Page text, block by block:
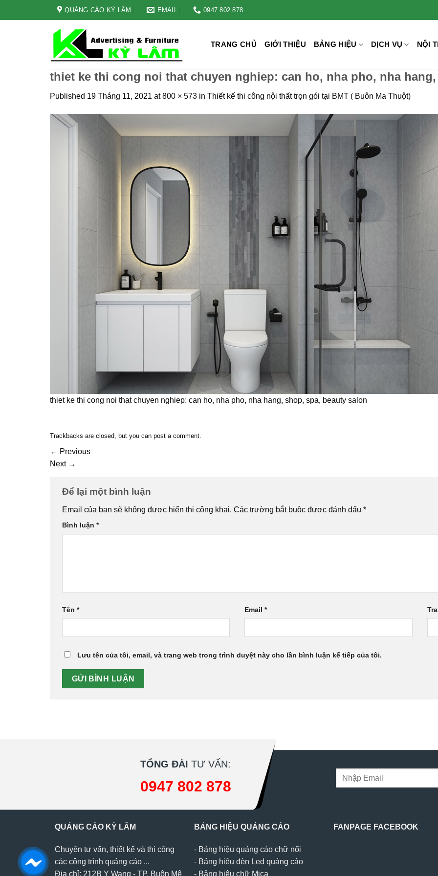
QUẢNG CÁO KỲ LÂM EMAIL 0947 802 878
TRANG CHỦ GIỚI THIỆU BẢNG HIỆU DỊCH VỤ NỘI
thiet ke thi cong noi that chuyen nghiep: can ho, nha pho, nha
Published 19 Tháng 11, 2021 at800 × 573 in Thiết kế thi công nội thất trọn gói tại BMT ( Buôn Ma Thuột)
thiet ke thi cong noi that chuyen nghiep: can ho, nha pho, nha hang, shop, spa, beauty salon
Trackbacks are closed, but you can post a comment.
← Previous
Next →
Để lại một bình luận
Email của bạn sẽ không được hiển thị công khai. Các trường bắt buộc được đánh dấu *
Bình luận *
Tên * Email*
Lưu tên của tôi, email, và trang web trong trình duyệt này cho lần bình luận kế tiếp của tôi.
TỔNG ĐÀI TƯ VẤN:
0947 802 878
QUẢNG CÁO KỲ LÂM
Chuyên tư vấn, thiết kế và thi công
các công trình quảng cáo ...
Địa chỉ: 212B Y Wang - TP. Buôn Mê
BẢNG HIỆU QUẢNG CÁO
- Bảng hiệu quảng cáo chữ nổi
- Bảng hiệu đèn Led quảng cáo
- Bảng hiệu chữ Mica
FANPAGE FACEBOOK